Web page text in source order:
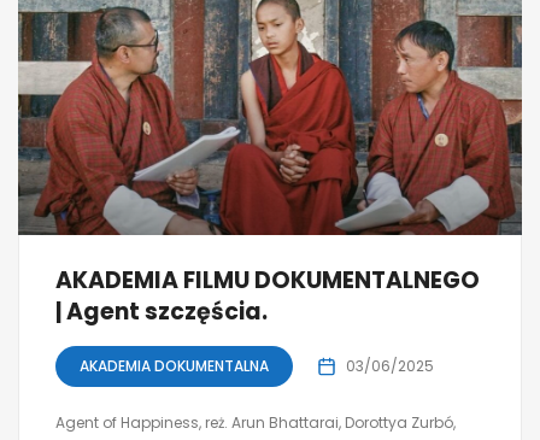
AKADEMIA FILMU DOKUMENTALNEGO
| Agent szczęścia.
AKADEMIA DOKUMENTALNA 03/06/2025
Agent of Happiness, reż. Arun Bhattarai, Dorottya Zurbó,